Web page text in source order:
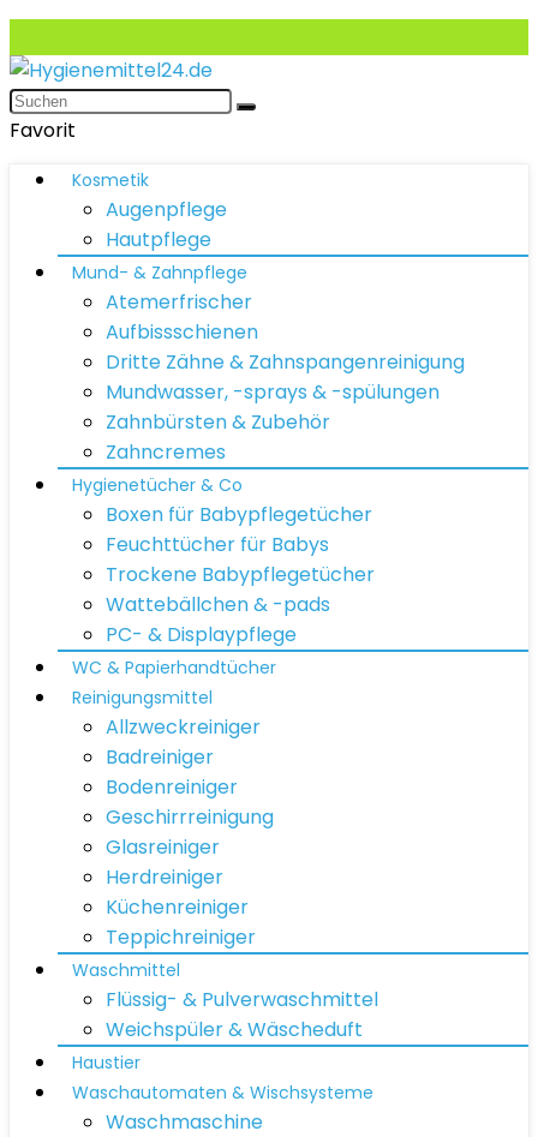
Favorit
Kosmetik
Augenpflege
Hautpflege
Mund- & Zahnpflege
Atemerfrischer
Aufbissschienen
Dritte Zähne & Zahnspangenreinigung
Mundwasser, -sprays & -spülungen
Zahnbürsten & Zubehör
Zahncremes
Hygienetücher & Co
Boxen für Babypflegetücher
Feuchttücher für Babys
Trockene Babypflegetücher
Wattebällchen & -pads
PC- & Displaypflege
WC & Papierhandtücher
Reinigungsmittel
Allzweckreiniger
Badreiniger
Bodenreiniger
Geschirrreinigung
Glasreiniger
Herdreiniger
Küchenreiniger
Teppichreiniger
Waschmittel
Flüssig- & Pulverwaschmittel
Weichspüler & Wäscheduft
Haustier
Waschautomaten & Wischsysteme
Waschmaschine